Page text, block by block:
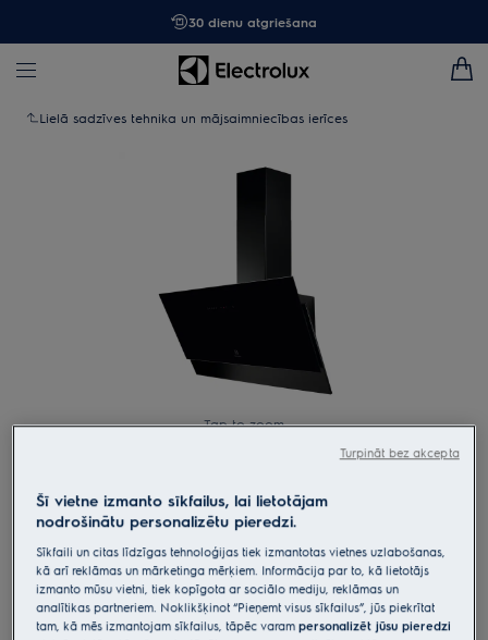
30 dienu atgriešana
Lielā sadzīves tehnika un mājsaimniecības ierīces
Tap to zoom
LFV419K
Vertikāla dizaina nosūcējs 90 cm
700.sērijas ar „Hob2Hood“
4.9 (311)
Šī vietne izmanto sīkfailus, lai lietotājam
nodrošinātu personalizētu pieredzi.
Sīkfaili un citas līdzīgas tehnoloģijas tiek izmantotas vietnes uzlabošanas,
kā arī reklāmas un mārketinga mērķiem. Informācija par to, kā lietotājs
izmanto mūsu vietni, tiek kopīgota ar sociālo mediju, reklāmas un
analītikas partneriem. Noklikšķinot “Pieņemt visus sīkfailus”, jūs piekrītat
tam, kā mēs izmantojam sīkfailus, tāpēc varampersonalizēt jūsu pieredzi
Turpināt bez akcepta